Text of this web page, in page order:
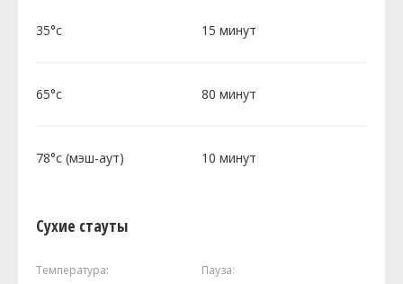
35°c 15 минут
65°c 80 минут
78°c (мэш-аут) 10 минут
Сухие стауты
Температура: Пауза: